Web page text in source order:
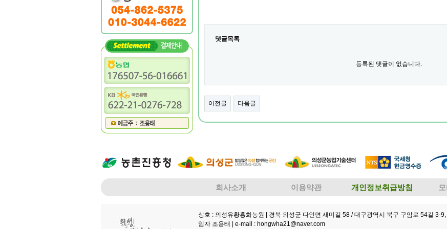
댓글목록
등록된 댓글이 없습니다.
이전글 다음글
회사소개 이용약관 개인정보취급방침
상호 : 의성유황홍화농원 | 경북 의성군 다인면 새미길 58 / 대구광역시 북구 구암로 54길 3-
임자 조용태 | e-mail : hongwha21@naver.com